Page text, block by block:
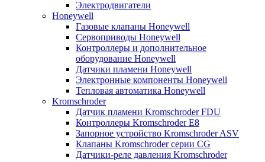
Электродвигатели
Honeywell
Газовые клапаны Honeywell
Сервоприводы Honeywell
Контроллеры и дополнительное
оборудование Honeywell
Датчики пламени Honeywell
Электронные компоненты Honeywell
Тепловая автоматика Honeywell
Kromschroder
Датчик пламени Kromschroder FDU
Контроллеры Kromschroder E8
Запорное устройство Kromschroder ASV
Клапаны Kromschroder серии CG
Датчики-реле давления Kromschroder